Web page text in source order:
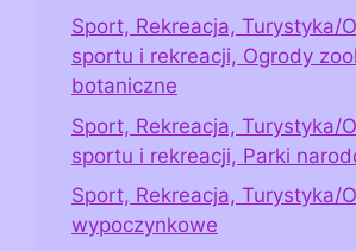
Sport, Rekreacja, Turystyka/
sportu i rekreacji, Ogrody
botaniczne
Sport, Rekreacja, Turystyka/
sportu i rekreacji, Parki
Sport, Rekreacja, Turystyka/
wypoczynkowe